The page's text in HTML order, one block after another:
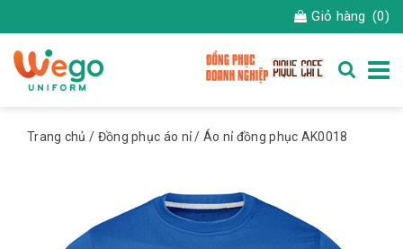
Giỏ hàng (0)
Trang chủ / Đồng phục áo nỉ/ Áo nỉ đồng phục AK0018